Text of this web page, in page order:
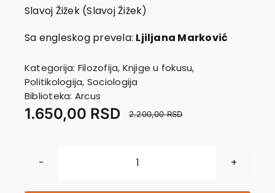
Slavoj Žižek (Slavoj Žižek)
Sa engleskog prevela: Ljiljana Marković
Kategorija: Filozofija, Knjige u fokusu,
Politikologija, Sociologija
Biblioteka: Arcus
2.200,00RSD
1.650,00 RSD
SREĆA